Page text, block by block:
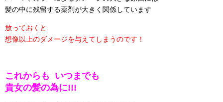
髪の中に残留する薬剤が大きく関係しています
放っておくと
想像以上のダメージを与えてしまうのです！
これからも いつまでも
貴女の髪の為に!!!